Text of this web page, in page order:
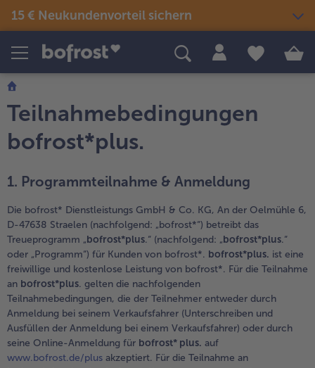
Produkte
Eis
alle Eis
Fertige Gerichte
alle Fertige Gerichte
alle Fisch & Meeresfrüchte
Gemüse
alle Gemüse
Fleisch
alle Fleisch
Geflügel
alle Geflügel
Fleischersatz
Themenwelten
Sommer & Grillen
alle Sommer & Grillen
Picknick
alle Picknick
alle Neuheiten
Angebote
alle Angebote
Bestseller
alle Bestseller
Online Exklusiv
alle Online Exklusiv
Länderküche
Rezepte
alle Snacks & kleine Gerichte
Fisch & Meeresfrüchte
alle Fisch & Meeresfrüchte
Klassiker neu entdeckt
Festliches
alle Für Kinder
Süßes & Desserts
alle Süßes & Desserts
Fertiges verfeinert
alle Fertiges verfeinert
15 € Neukundenvorteil sichern
Teilnahmebedingungen
bofrost*plus.
1. Programmteilnahme & Anmeldung
Die bofrost* Dienstleistungs GmbH & Co. KG, An der Oelmühle 6,
D-47638 Straelen (nachfolgend: „bofrost*“) betreibt das
Treueprogramm „bofrost*plus.“ (nachfolgend: „bofrost*plus.“
oder „Programm“) für Kunden von bofrost*. bofrost*plus. ist eine
freiwillige und kostenlose Leistung von bofrost*. Für die Teilnahme
an bofrost*plus. gelten die nachfolgenden
Teilnahmebedingungen, die der Teilnehmer entweder durch
Anmeldung bei seinem Verkaufsfahrer (Unterschreiben und
Ausfüllen der Anmeldung bei einem Verkaufsfahrer) oder durch
seine Online-Anmeldung für bofrost* plus. auf
www.bofrost.de/plus akzeptiert. Für die Teilnahme an